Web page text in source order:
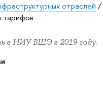
отраслей /
тарифов
в НИУ ВШЭ в 2019 году.